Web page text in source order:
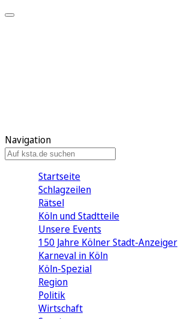
Navigation
Startseite
Schlagzeilen
Rätsel
Köln und Stadtteile
Unsere Events
150 Jahre Kölner Stadt-Anzeiger
Karneval in Köln
Köln-Spezial
Region
Politik
Wirtschaft